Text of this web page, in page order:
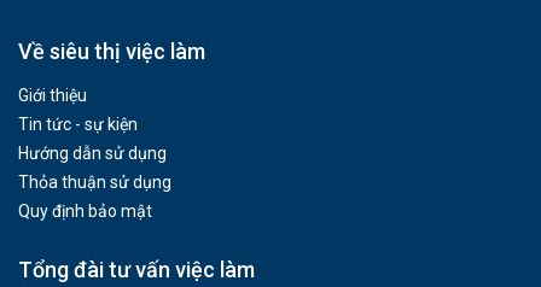
Về siêu thị việc làm
Giới thiệu
Tin tức - sự kiện
Hướng dẫn sử dụng
Thỏa thuận sử dụng
Quy định bảo mật
Tổng đài tư vấn việc làm